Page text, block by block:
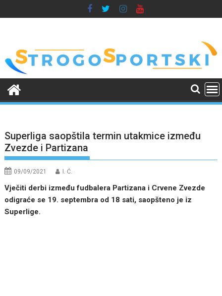
to
Superliga saopštila termin utakmice između
Zvezde i Partizana
09/09/2021 I. Ć.
Vječiti derbi između fudbalera Partizana i Crvene Zvezde
odigraće se 19. septembra od 18 sati, saopšteno je iz
Superlige.